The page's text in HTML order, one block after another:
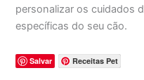
personalizar os cuidados
específicas do seu cão.
Salvar Receitas Pet